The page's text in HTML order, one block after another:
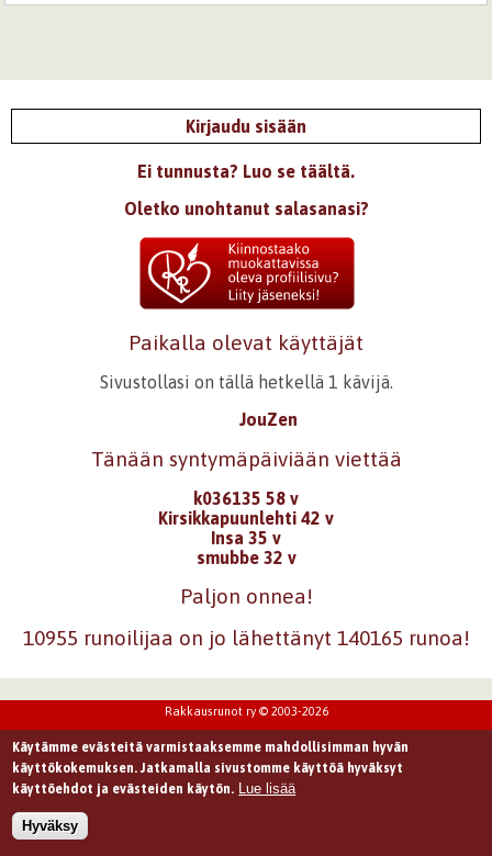
Kirjaudu sisään
Ei tunnusta? Luo se täältä.
Oletko unohtanut salasanasi?
Paikalla olevat käyttäjät
Sivustollasi on tällä hetkellä 1 kävijä.
JouZen
Tänään syntymäpäiviään viettää
k036135 58 v
Kirsikkapuunlehti 42 v
Insa 35 v
smubbe 32 v
Paljon onnea!
10955 runoilijaa on jo lähettänyt 140165 runoa!
Rakkausrunot ry © 2003-2026
Käytämme evästeitä varmistaaksemme mahdollisimman hyvän
käyttökokemuksen. Jatkamalla sivustomme käyttöä hyväksyt
käyttöehdot ja evästeiden käytön. Lue lisää
Hyväksy